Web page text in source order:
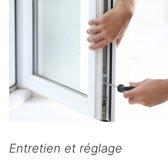
Entretien et réglage